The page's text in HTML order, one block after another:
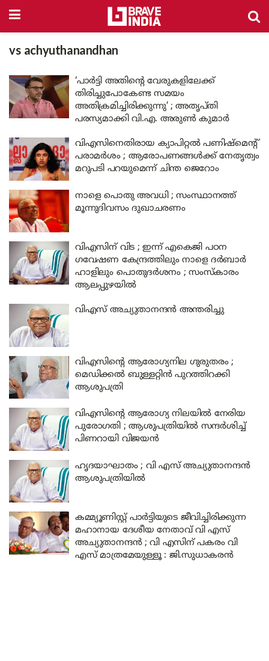
vs achyuthanandhan
‘പാർട്ടി അതിന്റെ വേരുകളിലേക്ക്
തിരിച്ചുപോകേണ്ട സമയം
അതിക്രമിച്ചിരിക്കുന്നു’ ; അതൃപ്തി
പരസ്യമാക്കി വി.എ. അരുൺ കുമാർ
വിഎസിനെതിരായ ക്യാപിറ്റൽ പണിഷ്മെൻ്റ്
പരാമർശം ; ആരോപണങ്ങൾക്ക് നേതൃത്വം
മറുപടി പറയുമെന്ന് ചിന്ത ജെറോം
നാളെ പൊതു അവധി ; സംസ്ഥാനത്ത്
മൂന്നുദിവസം ദുഖാചരണം
വിഎസിന് വിട ; ഇന്ന് എകെജി പഠന
ഗവേഷണ കേന്ദ്രത്തിലും നാളെ ദർബാർ
ഹാളിലും പൊതുദർശനം ; സംസ്കാരം
ആലപ്പുഴയിൽ
വിഎസ് അച്യുതാനന്ദൻ അന്തരിച്ചു
വിഎസിന്റെ ആരോഗ്യനില ഗുരുതരം ;
മെഡിക്കൽ ബുള്ളറ്റിൻ പുറത്തിറക്കി
ആശുപത്രി
വിഎസിന്റെ ആരോഗ്യ നിലയിൽ നേരിയ
പുരോഗതി ; ആശുപത്രിയിൽ സന്ദർശിച്ച്
പിണറായി വിജയൻ
ഹൃദയാഘാതം ; വി എസ് അച്യുതാനന്ദൻ
ആശുപത്രിയിൽ
കമ്മ്യൂണിസ്റ്റ് പാർട്ടിയുടെ ജീവിച്ചിരിക്കുന്ന
മഹാനായ ദേശീയ നേതാവ് വി എസ്
അച്യുതാനന്ദൻ ; വി എസിന് പകരം വി
എസ് മാത്രമേയുള്ളൂ : ജി.സുധാകരൻ